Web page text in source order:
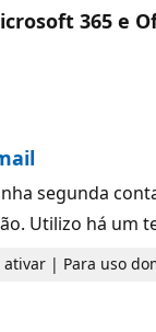
365
segunda
Utilizo há um
| Para uso